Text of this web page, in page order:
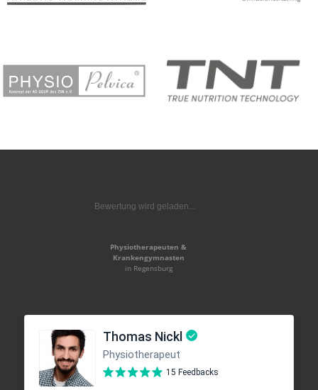
Bewertung wird geladen...
Physiotherapeuten &
Krankengymnasten
in Regensburg